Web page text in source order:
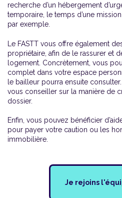
recherche d’un hébergement
temporaire, le temps d’une
par exemple.
Le FASTT vous offre également
propriétaire, afin de le rassurer et
logement. Concrètement, vous
complet dans votre espace
le bailleur pourra ensuite
vous conseiller sur la manière de
dossier.
Enfin, vous pouvez bénéficier
pour payer votre caution ou les
immobilière.
Je rejoins